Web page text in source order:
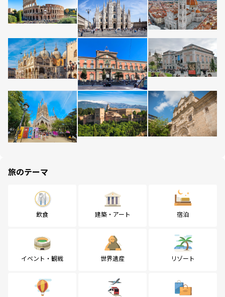
旅のテーマ
飲食 建築・アート 宿泊
イベント・観戦 世界遺産 リゾート